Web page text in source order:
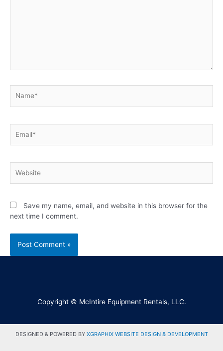
Save my name, email, and website in this browser for the
next time I comment.
Copyright © McIntire Equipment Rentals, LLC.
DESIGNED & POWERED BY XGRAPHIX WEBSITE DESIGN & DEVELOPMENT